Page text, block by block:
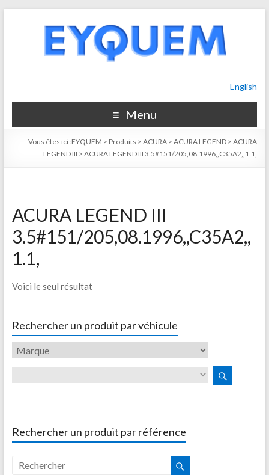
English
Menu
Vous êtes ici :EYQUEM > Produits >ACURA >ACURA LEGEND >ACURA
LEGEND III >ACURA LEGEND III 3.5#151/205,08.1996,,C35A2,,1.1,
ACURA LEGEND III
3.5#151/205,08.1996,,C35A2,,
1.1,
Voici le seul résultat
Rechercher un produit par véhicule
Rechercher un produit par référence